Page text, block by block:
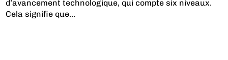
d’avancement technologique, qui compte six niveaux.
Cela signifie que...